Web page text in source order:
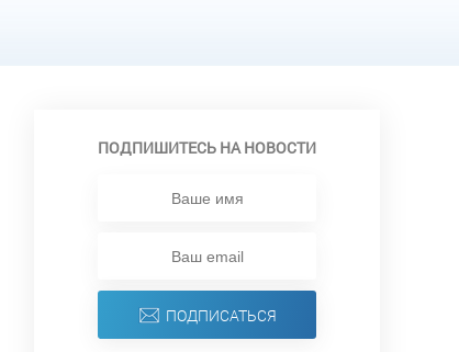
ПОДПИШИТЕСЬ НА НОВОСТИ
ПОДПИСАТЬСЯ